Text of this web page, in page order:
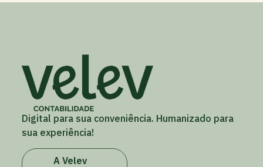
Digital para sua conveniência. Humanizado para
sua experiência!
A Velev